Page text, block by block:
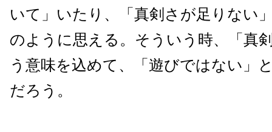
いて」いたり、「真剣さが足りない
のように思える。そういう時、「真
う意味を込めて、「遊びではない」
だろう。